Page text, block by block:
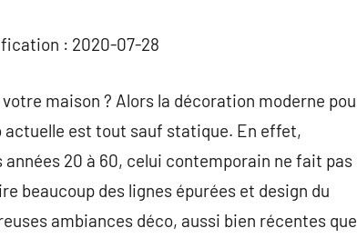
: 2020-07-28
maison ? Alors la décoration moderne
actuelle est tout sauf statique. En effet,
20 à 60, celui contemporain ne fait pas
beaucoup des lignes épurées et design du
ambiances déco, aussi bien récentes que